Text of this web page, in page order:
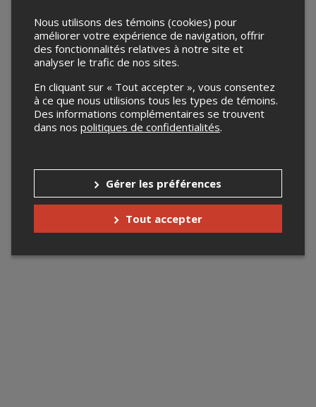
Nous utilisons des témoins (cookies) pour
améliorer votre expérience de navigation, offrir
des fonctionnalités relatives à notre site et
analyser le trafic de nos sites.
En cliquant sur « Tout accepter », vous consentez
à ce que nous utilisions tous les types de témoins.
Des informations complémentaires se trouvent
dans nos politiques de confidentialités.
Gérer les préférences
Tout accepter